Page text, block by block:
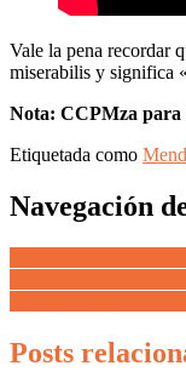
Vale la pena recordar
miserabilis y significa
Nota: CCPMza para
Etiquetada como
Navegación
Posts